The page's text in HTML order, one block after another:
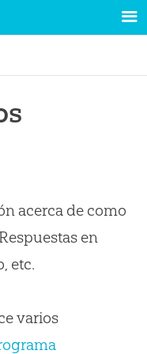
acerca de como
en
etc.
varios